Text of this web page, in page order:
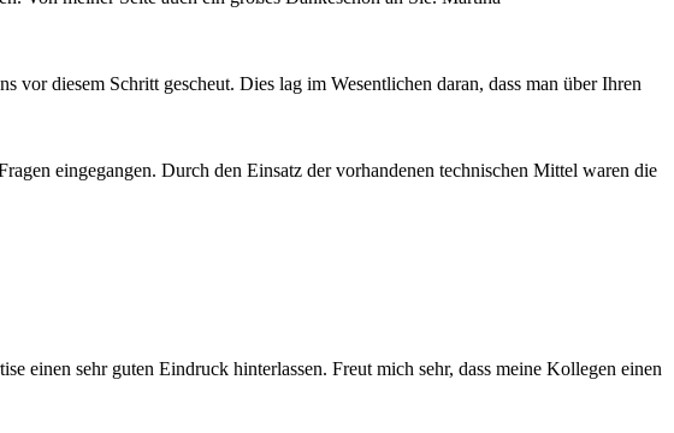
diesem Schritt gescheut. Dies lag im Wesentlichen daran, dass man über Ihren
eingegangen. Durch den Einsatz der vorhandenen technischen Mittel waren die
einen sehr guten Eindruck hinterlassen. Freut mich sehr, dass meine Kollegen einen